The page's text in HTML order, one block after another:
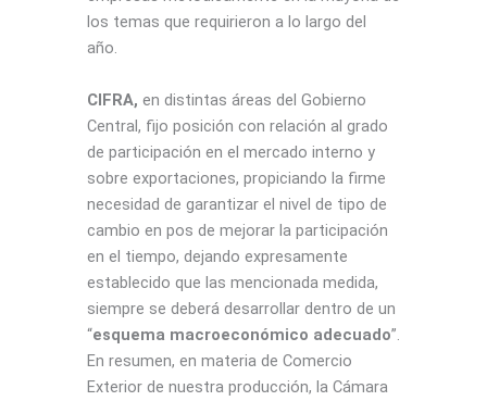
los temas que requirieron a lo largo del
año.
CIFRA, en distintas áreas del Gobierno
Central, fijo posición con relación al grado
de participación en el mercado interno y
sobre exportaciones, propiciando la firme
necesidad de garantizar el nivel de tipo de
cambio en pos de mejorar la participación
en el tiempo, dejando expresamente
establecido que las mencionada medida,
siempre se deberá desarrollar dentro de un
“esquema macroeconómico adecuado”.
En resumen, en materia de Comercio
Exterior de nuestra producción, la Cámara